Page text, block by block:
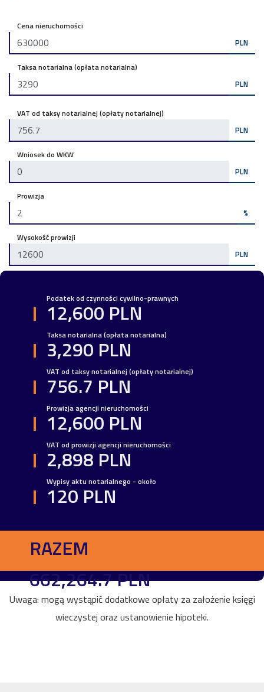
Cena nieruchomości
PLN
Taksa notarialna (opłata notarialna)
PLN
VAT od taksy notarialnej (opłaty notarialnej)
PLN
Wniosek do WKW
PLN
Prowizja
%
Wysokość prowizji
PLN
Podatek od czynności cywilno-prawnych
12,600 PLN
Taksa notarialna (opłata notarialna)
3,290 PLN
VAT od taksy notarialnej (opłaty notarialnej)
756.7 PLN
Prowizja agencji nieruchomości
12,600 PLN
VAT od prowizji agencji nieruchomości
2,898 PLN
Wypisy aktu notarialnego - około
120 PLN
RAZEM
662,264.7 PLN
Uwaga: mogą wystąpić dodatkowe opłaty za założenie księgi
wieczystej oraz ustanowienie hipoteki.